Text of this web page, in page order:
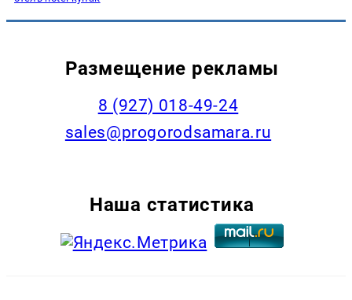
Размещение рекламы
8 (927) 018-49-24
sales@progorodsamara.ru
Наша статистика